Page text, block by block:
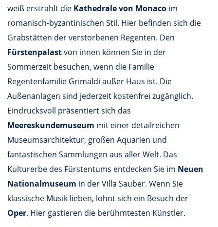
weiß erstrahlt die Kathedrale von Monaco im
romanisch-byzantinischen Stil. Hier befinden sich die
Grabstätten der verstorbenen Regenten. Den
Fürstenpalastvon innen können Sie in der
Sommerzeit besuchen, wenn die Familie
Regentenfamilie Grimaldi außer Haus ist. Die
Außenanlagen sind jederzeit kostenfrei zugänglich.
Eindrucksvoll präsentiert sich das
Meereskundemuseum mit einer detailreichen
Museumsarchitektur, großen Aquarien und
fantastischen Sammlungen aus aller Welt. Das
Kulturerbe des Fürstentums entdecken Sie im Neuen
Nationalmuseum in der Villa Sauber. Wenn Sie
klassische Musik lieben, lohnt sich ein Besuch der
Oper. Hier gastieren die berühmtesten Künstler.